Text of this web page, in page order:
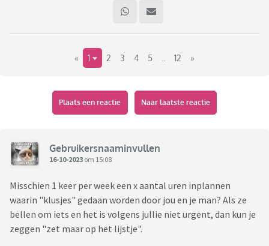
« 1 2 3 4 5 12 »
Plaats een reactie Naar laatste reactie
Gebruikersnaaminvullen
16-10-2023 om 15:08
Misschien 1 keer per week een x aantal uren inplannen
waarin "klusjes" gedaan worden door jou en je man? Als ze
bellen om iets en het is volgens jullie niet urgent, dan kun je
zeggen "zet maar op het lijstje".